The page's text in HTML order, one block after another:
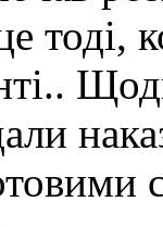
тоді,